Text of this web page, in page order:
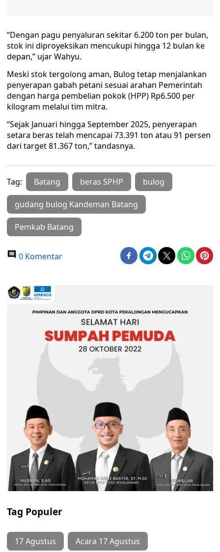
“Dengan pagu penyaluran sekitar 6.200 ton per bulan,
stok ini diproyeksikan mencukupi hingga 12 bulan ke
depan,” ujar Wahyu.
Meski stok tergolong aman, Bulog tetap menjalankan
penyerapan gabah petani sesuai arahan Pemerintah
dengan harga pembelian pokok (HPP) Rp6.500 per
kilogram melalui tim mitra.
“Sejak Januari hingga September 2025, penyerapan
setara beras telah mencapai 73.391 ton atau 91 persen
dari target 81.367 ton,” tandasnya.
Tag: Batang beras SPHP bulog
gudang bulog Kandeman Batang
Pemkab Batang
0 Komentar
Tag Populer
17 Agustus Acara 17 Agustus